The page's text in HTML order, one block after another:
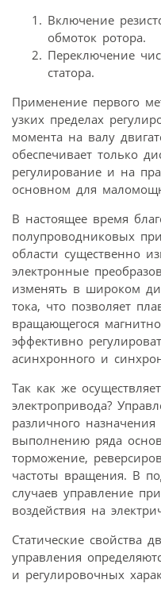
Включение
обмоток ротора.
Переключение
статора.
Применение первого
узких пределах
момента на валу
обеспечивает только
регулирование и на
основном для
В настоящее время
полупроводниковых
области существенно
электронные
изменять в широком
тока, что позволяет
вращающегося
эффективно
асинхронного и
Так как же
электропривода?
различного
выполнению ряда
торможение,
частоты вращения. В
случаев управление
воздействия на
Статические свойства
управления
и регулировочных